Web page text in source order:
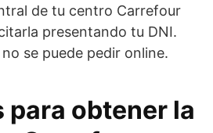
de tu centro Carrefour
presentando tu DNI.
se puede pedir online.
para obtener la